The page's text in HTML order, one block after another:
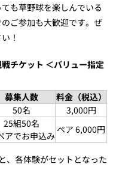
も草野球を楽しんでいる
ご参加も大歓迎です。ぜ
！
チケット ＜バリュー指定
募集人数
料金（税込）
50名
3,000円
25組50名
アでお申込み
ペア 6,000円
、各体験がセットとなった